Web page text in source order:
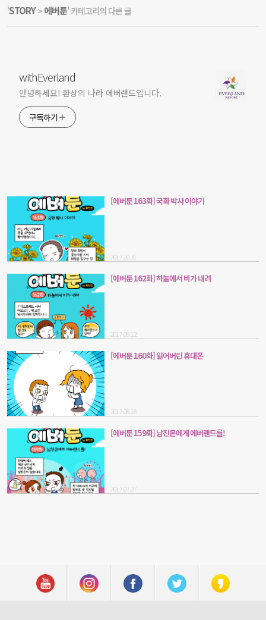
'STORY> 에버툰' 카테고리의 다른 글
withEverland
안녕하세요! 환상의 나라 에버랜드입니다.
구독하기
[에버툰 163화] 국화 박사 이야기
2017.10.31
[에버툰 162화] 하늘에서 비가 내려
2017.09.12
[에버툰 160화] 잃어버린 휴대폰
2017.08.18
[에버툰 159화] 남친몬에게 에버랜드를!
2017.07.27